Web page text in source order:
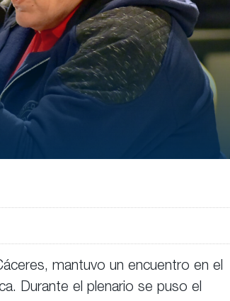
mantuvo un encuentro en el
Durante el plenario se puso el